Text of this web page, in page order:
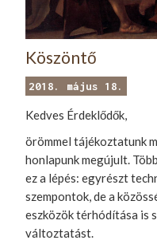
Köszöntő
2018. május 18.
Kedves Érdeklődők,
örömmel tájékoztatunk
honlapunk megújult.
ez a lépés: egyrészt
szempontok, de a
eszközök térhódítása is
változtatást.